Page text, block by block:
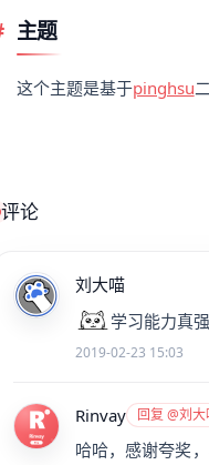
主题
这个主题是基于pinghsu
评论
刘大喵
学习能力真
2019-02-23 15:03
Rinvay 回复 @刘
哈哈，感谢夸奖